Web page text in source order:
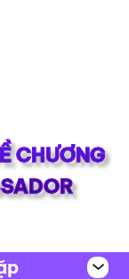
CHƯƠNG